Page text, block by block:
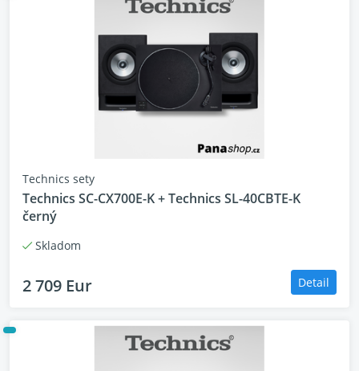
Technics sety
Technics SC-CX700E-K + Technics SL-40CBTE-K
černý
Skladom
2 709 Eur Detail